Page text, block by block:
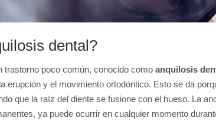
dental?
trastorno poco común, conocido como anquilosis
erupción y el movimiento ortodóntico. Esto se da
que la raíz del diente se fusione con el hueso. La
ya puede ocurrir en cualquier momento